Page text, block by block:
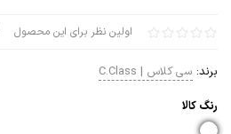
اولین نظر برای این محصول
برند: سی کلاس | C.Class
رنگ كالا